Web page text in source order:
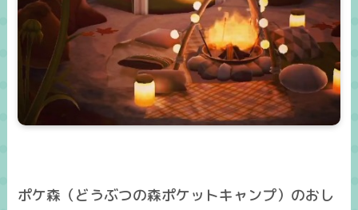
ポケ森（どうぶつの森ポケットキャンプ）のおし